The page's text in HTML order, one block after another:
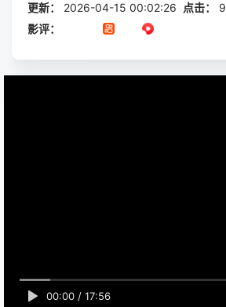
更新：
2026-04-15 00:02:26 点击：
9
影评：
00:00 / 17:56